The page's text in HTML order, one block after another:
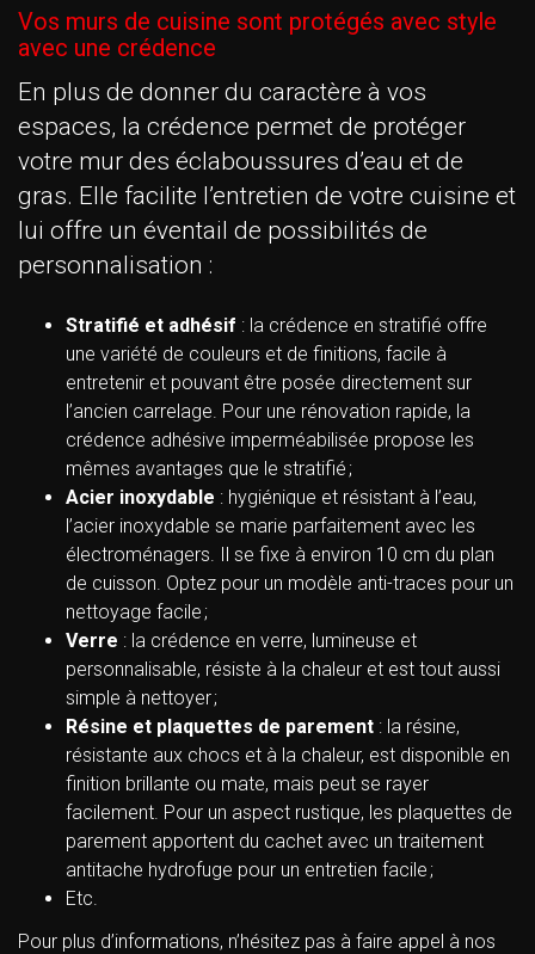
Vos murs de cuisine sont protégés avec style
avec une crédence
En plus de donner du caractère à vos
espaces, la crédence permet de protéger
votre mur des éclaboussures d’eau et de
gras. Elle facilite l’entretien de votre cuisine et
lui offre un éventail de possibilités de
personnalisation :
Stratifié et adhésif : la crédence en stratifié offre
une variété de couleurs et de finitions, facile à
entretenir et pouvant être posée directement sur
l’ancien carrelage. Pour une rénovation rapide, la
crédence adhésive imperméabilisée propose les
mêmes avantages que le stratifié ;
Acier inoxydable : hygiénique et résistant à l’eau,
l’acier inoxydable se marie parfaitement avec les
électroménagers. Il se fixe à environ 10 cm du plan
de cuisson. Optez pour un modèle anti-traces pour un
nettoyage facile ;
Verre : la crédence en verre, lumineuse et
personnalisable, résiste à la chaleur et est tout aussi
simple à nettoyer ;
Résine et plaquettes de parement : la résine,
résistante aux chocs et à la chaleur, est disponible en
finition brillante ou mate, mais peut se rayer
facilement. Pour un aspect rustique, les plaquettes de
parement apportent du cachet avec un traitement
antitache hydrofuge pour un entretien facile ;
Etc.
Pour plus d’informations, n’hésitez pas à faire appel à nos